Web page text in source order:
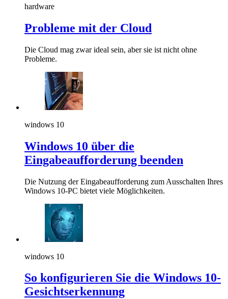
hardware
Probleme mit der Cloud
Die Cloud mag zwar ideal sein, aber sie ist nicht ohne
Probleme.
windows 10
Windows 10 über die
Eingabeaufforderung beenden
Die Nutzung der Eingabeaufforderung zum Ausschalten Ihres
Windows 10-PC bietet viele Möglichkeiten.
windows 10
So konfigurieren Sie die Windows 10-
Gesichtserkennung